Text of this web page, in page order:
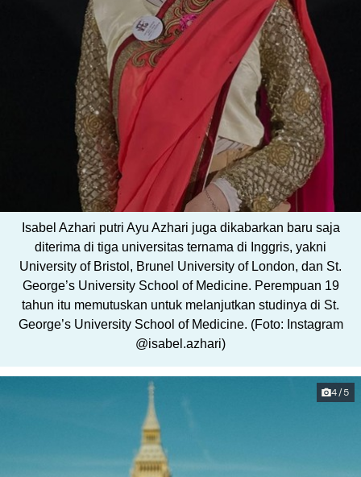
Isabel Azhari putri Ayu Azhari juga dikabarkan baru saja
diterima di tiga universitas ternama di Inggris, yakni
University of Bristol, Brunel University of London, dan St.
George’s University School of Medicine. Perempuan 19
tahun itu memutuskan untuk melanjutkan studinya di St.
George’s University School of Medicine. (Foto: Instagram
@isabel.azhari)
4/5